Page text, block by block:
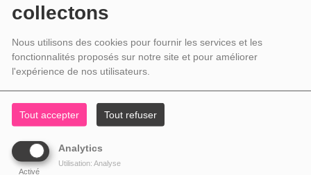
collectons
Nous utilisons des cookies pour fournir les services et les
fonctionnalités proposés sur notre site et pour améliorer
l'expérience de nos utilisateurs.
Tout accepter Tout refuser
Analytics
Activé
Utilisation: Analyse